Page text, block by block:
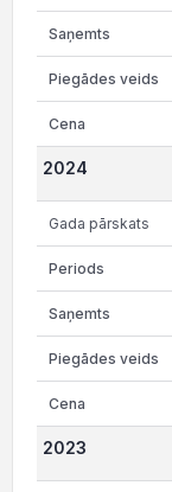
2024
Gada pārskats
2023